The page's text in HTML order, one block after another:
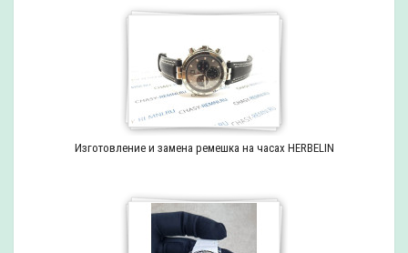
Изготовление и замена ремешка на часах HERBELIN